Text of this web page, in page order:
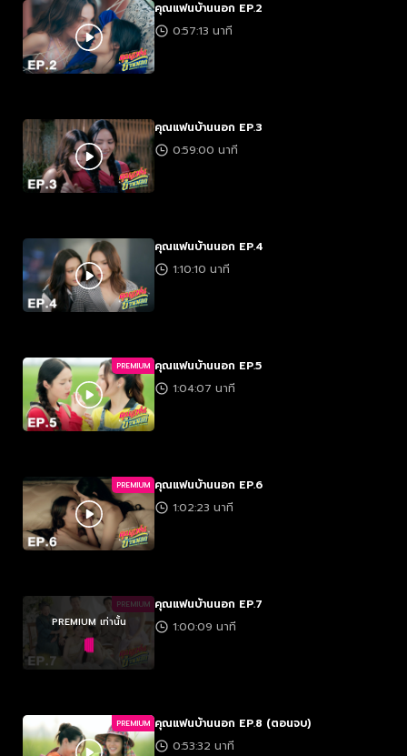
คุณแฟนบ้านนอก EP.2
0:57:13 นาที
คุณแฟนบ้านนอก EP.3
0:59:00 นาที
คุณแฟนบ้านนอก EP.4
1:10:10 นาที
PREMIUM คุณแฟนบ้านนอก EP.5
1:04:07 นาที
PREMIUM คุณแฟนบ้านนอก EP.6
1:02:23 นาที
PREMIUM
PREMIUM เท่านั้น
คุณแฟนบ้านนอก EP.7
1:00:09 นาที
PREMIUM คุณแฟนบ้านนอก EP.8​ (ตอนจบ)
0:53:32 นาที